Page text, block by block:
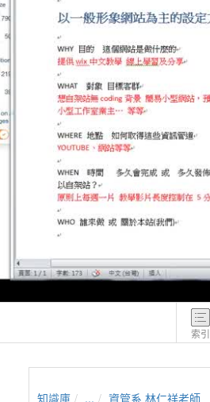
索引
知識庫 ... 資管系 林仁祥老師